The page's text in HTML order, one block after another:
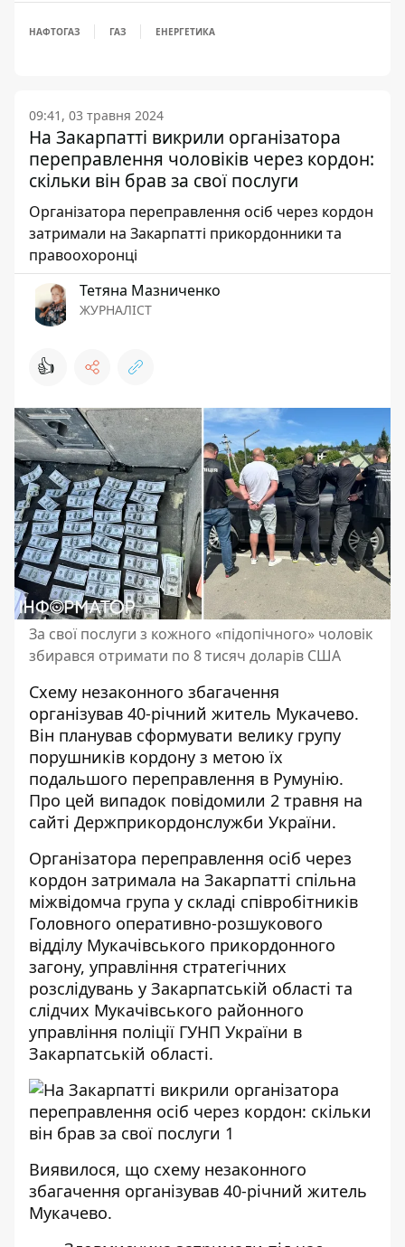
НАФТОГАЗ ГАЗ ЕНЕРГЕТИКА
09:41, 03 травня 2024
На Закарпатті викрили організатора
переправлення чоловіків через кордон:
скільки він брав за свої послуги
Організатора переправлення осіб через кордон
затримали на Закарпатті прикордонники та
правоохоронці
Тетяна Мазниченко
ЖУРНАЛІСТ
👍
За свої послуги з кожного «підопічного» чоловік
збирався отримати по 8 тисяч доларів США
Схему незаконного збагачення
організував 40-річний житель Мукачево.
Він планував сформувати велику групу
порушників кордону з метою їх
подальшого переправлення в Румунію.
Про цей випадок повідомили 2 травня на
сайті Держприкордонслужби України.
Організатора переправлення осіб через
кордон затримала на Закарпатті спільна
міжвідомча група у складі співробітників
Головного оперативно-розшукового
відділу Мукачівського прикордонного
загону, управління стратегічних
розслідувань у Закарпатській області та
слідчих Мукачівського районного
управління поліції ГУНП України в
Закарпатській області.
Виявилося, що схему незаконного
збагачення організував 40-річний житель
Мукачево.